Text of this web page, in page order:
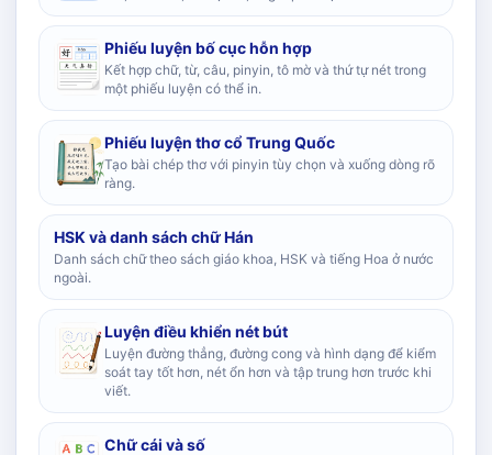
Phiếu luyện bố cục hỗn hợp
Kết hợp chữ, từ, câu, pinyin, tô mờ và thứ tự nét trong
một phiếu luyện có thể in.
Phiếu luyện thơ cổ Trung Quốc
Tạo bài chép thơ với pinyin tùy chọn và xuống dòng rõ
ràng.
HSK và danh sách chữ Hán
Danh sách chữ theo sách giáo khoa, HSK và tiếng Hoa ở nước
ngoài.
Luyện điều khiển nét bút
Luyện đường thẳng, đường cong và hình dạng để kiểm
soát tay tốt hơn, nét ổn hơn và tập trung hơn trước khi
viết.
Chữ cái và số